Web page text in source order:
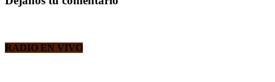
RADIO EN VIVO